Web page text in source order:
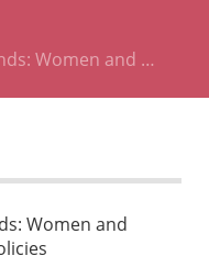
Women and …
Women and